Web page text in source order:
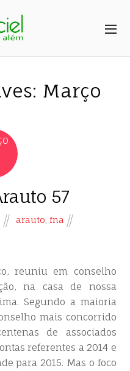
Março
57
arauto fna
reuniu em conselho
na casa de nossa
Segundo a maioria
mais concorrido
de associados
referentes a 2014 e
para 2015. Mas o foco